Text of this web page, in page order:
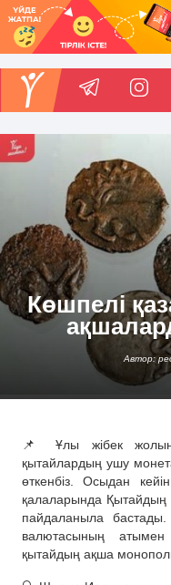
Көшпелі
Автор:
📌 Ұлы жібек
қытайлардың ушу
өткенбіз. Осыдан
қалаларында Қытайдың
пайдаланыла
валютасының
қытайдың ақша